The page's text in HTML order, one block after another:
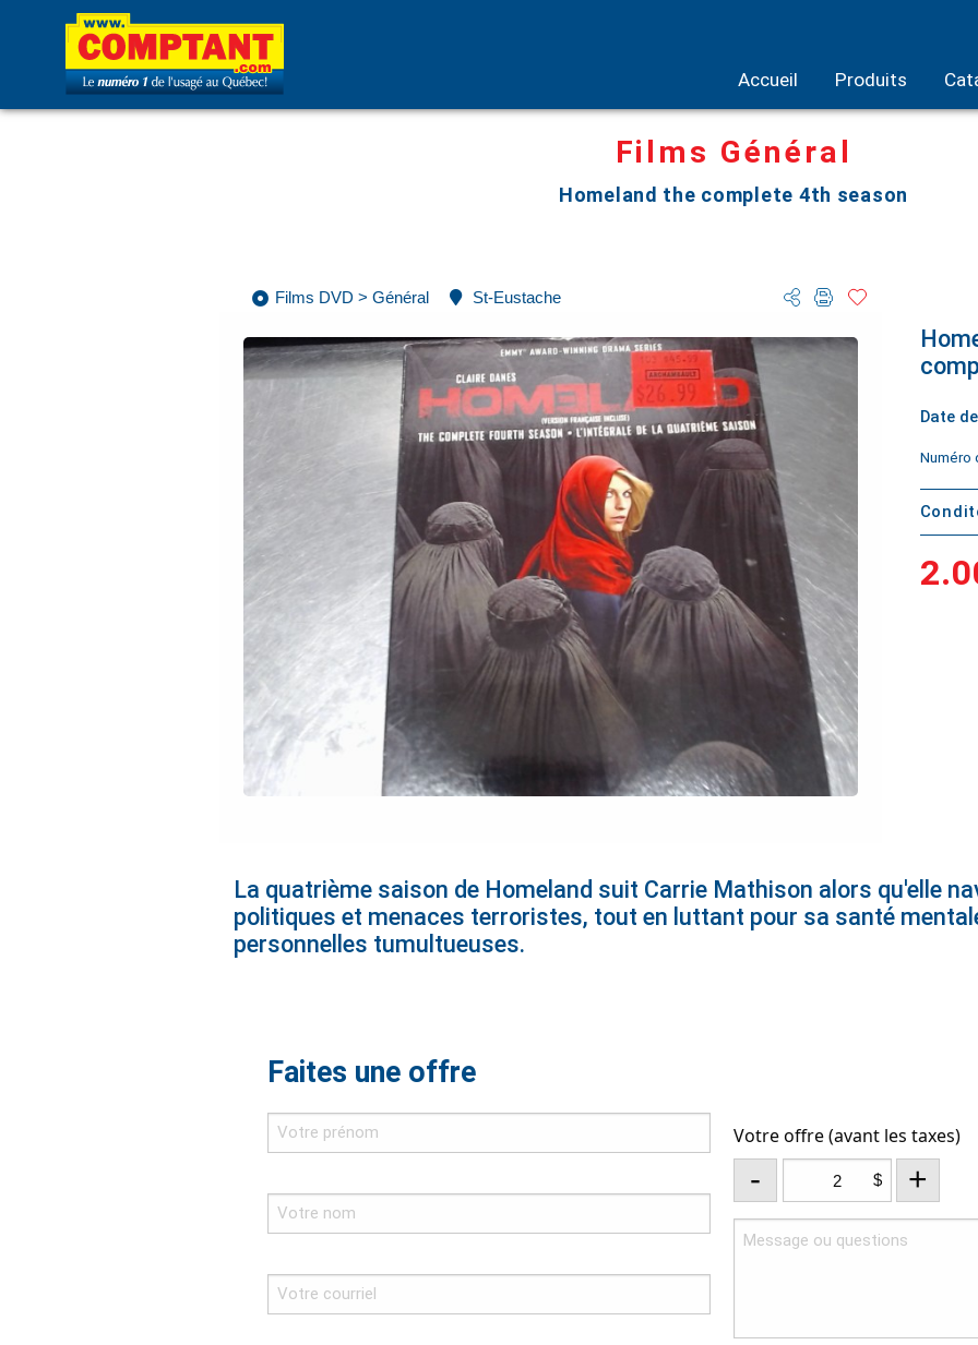
Accueil Produits
Films Général
Homeland the complete 4th season
Films DVD > Général St-Eustache
Date
Numéro
La quatrième saison de Homeland suit Carrie Mathison alors qu'elle
politiques et menaces terroristes, tout en luttant pour sa santé
personnelles tumultueuses.
Faites une offre
Votre offre (avant les taxes)
- $ +